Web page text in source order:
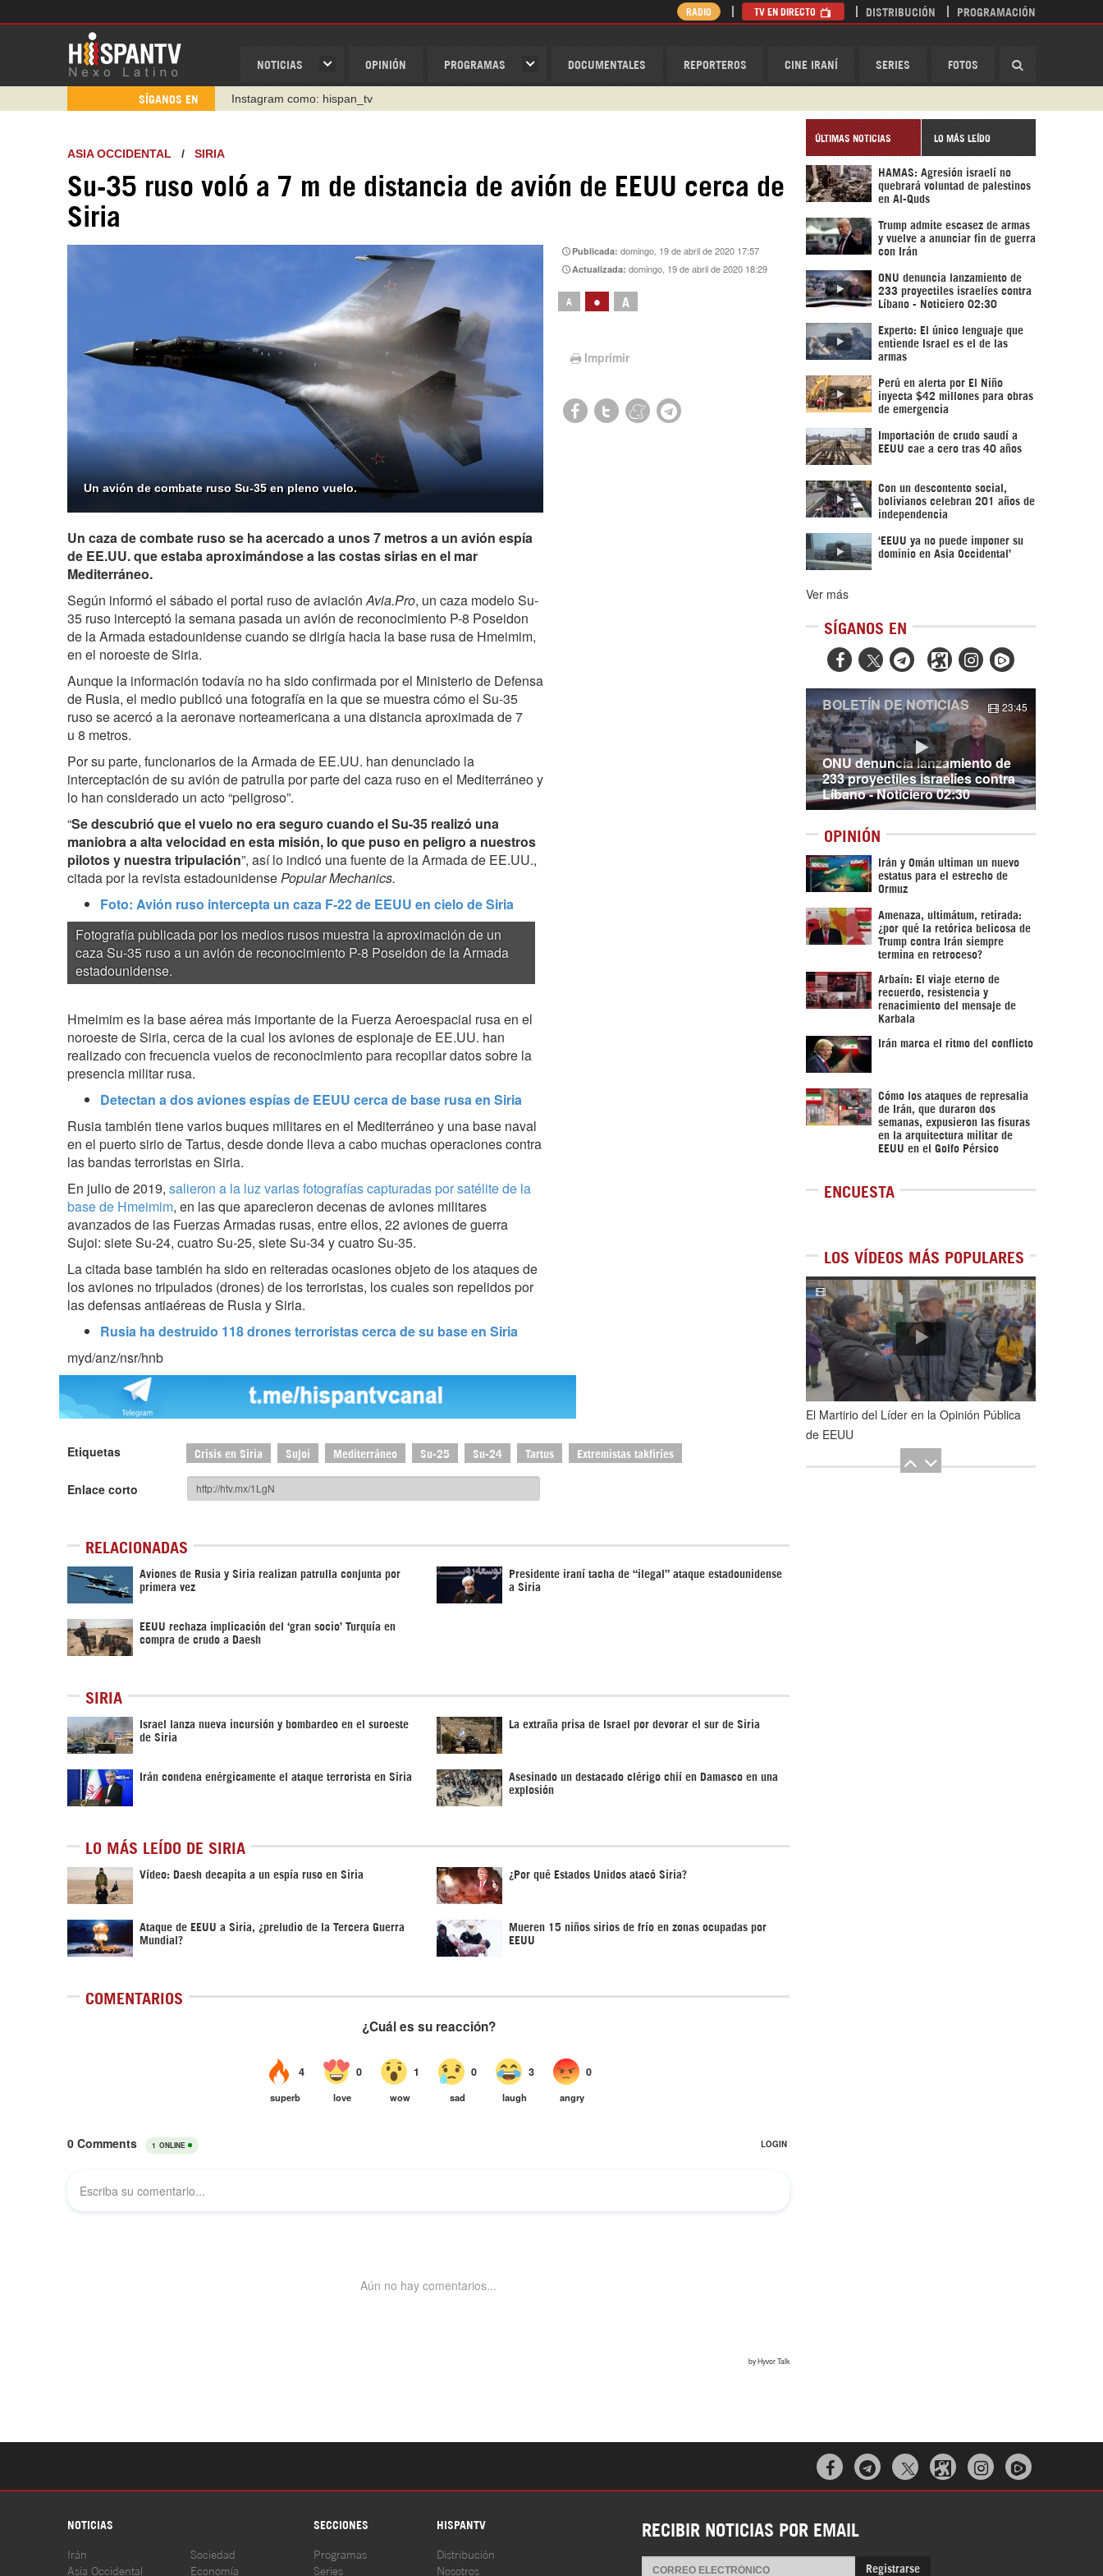
NOTICIAS OPINIÓN PROGRAMAS DOCUMENTALES REPORTEROS CINE IRANÍ SERIES FOTOS
RADIO TV EN DIRECTO DISTRIBUCIÓN PROGRAMACIÓN
SÍGANOS EN
Instagram como: hispan_tv
https://t.me/hispantvcanal
ASIA OCCIDENTAL / SIRIA
Su-35 ruso voló a 7 m de distancia de avión de EEUU cerca de
Siria
Un avión de combate ruso Su-35 en pleno vuelo.
Publicada:domingo, 19 de abril de 2020 17:57
Actualizada:domingo, 19 de abril de 2020 18:29
A • A
Imprimir
Un caza de combate ruso se ha acercado a unos 7 metros a un avión espía
de EE.UU. que estaba aproximándose a las costas sirias en el mar
Mediterráneo.
Según informó el sábadoel portal ruso de aviaciónAvia.Pro, un caza modeloSu-
35 ruso interceptó la semana pasada un avión de reconocimiento P-8 Poseidon
de la Armada estadounidense cuando se dirigía hacia la base rusa de Hmeimim,
en el noroeste de Siria.
Aunque la información todavía no ha sido confirmada por el Ministerio de Defensa
de Rusia, el medio publicó una fotografía en la que se muestra cómo el Su-35
ruso se acercó a la aeronave norteamericana a una distancia aproximada de 7
u 8 metros.
Por su parte, funcionarios de la Armada de EE.UU. han denunciado la
interceptación de su avión de patrulla por parte del caza ruso en el Mediterráneo y
lo han considerado un acto “peligroso”.
“Se descubrió que el vuelo no era seguro cuando el Su-35 realizó una
maniobra a alta velocidad en esta misión, lo que puso en peligro a nuestros
pilotos y nuestra tripulación”, así lo indicó una fuente de la Armada de EE.UU.,
citada por la revista estadounidensePopular Mechanics.
Foto: Avión ruso intercepta un caza F-22 de EEUU en cielo de Siria
Fotografía publicada por los medios rusos muestra la aproximación de un
caza Su-35 ruso a un avión de reconocimiento P-8 Poseidon de la Armada
estadounidense.
Hmeimim es la base aérea más importante de la Fuerza Aeroespacial rusa en el
noroeste de Siria, cerca de la cual los aviones de espionaje de EE.UU. han
realizado con frecuencia vuelos de reconocimiento para recopilar datos sobre la
presencia militar rusa.
Detectan a dos aviones espías de EEUU cerca de base rusa en Siria
Rusia también tiene varios buques militares en el Mediterráneo y una base naval
en el puerto sirio de Tartus, desde donde lleva a cabo muchas operaciones contra
las bandas terroristas en Siria.
En julio de 2019, salieron a la luz varias fotografías capturadas por satélite de la
base de Hmeimim, en las que aparecieron decenas de aviones militares
avanzados de las Fuerzas Armadas rusas, entre ellos, 22 aviones de guerra
Sujoi: siete Su-24, cuatro Su-25, siete Su-34 y cuatro Su-35.
La citada base también ha sido en reiteradas ocasiones objeto de los ataques de
los aviones no tripulados (drones) de los terroristas, los cuales son repelidos por
las defensas antiaéreas de Rusia y Siria.
Rusia ha destruido 118 drones terroristas cerca de su base en Siria
myd/anz/nsr/hnb
Etiquetas Crisis en Siria Sujoi Mediterráneo Su-25 Su-24 Tartus Extremistas takfiríes
Enlace corto
RELACIONADAS
Aviones de Rusia y Siria realizan patrulla conjunta por
primera vez
Presidente iraní tacha de “ilegal” ataque estadounidense
a Siria
EEUU rechaza implicación del ‘gran socio’ Turquía en
compra de crudo a Daesh
SIRIA
Israel lanza nueva incursión y bombardeo en el suroeste
de Siria
La extraña prisa de Israel por devorar el sur de Siria
Irán condena enérgicamente el ataque terrorista en Siria Asesinado un destacado clérigo chií en Damasco en una
explosión
LO MÁS LEÍDO DE SIRIA
Vídeo: Daesh decapita a un espía ruso en Siria ¿Por qué Estados Unidos atacó Siria?
Ataque de EEUU a Siria, ¿preludio de la Tercera Guerra
Mundial?
Mueren 15 niños sirios de frío en zonas ocupadas por
EEUU
COMENTARIOS
ÚLTIMAS NOTICIAS LO MÁS LEÍDO
HAMAS: Agresión israelí no
quebrará voluntad de palestinos
en Al-Quds
Trump admite escasez de armas
y vuelve a anunciar fin de guerra
con Irán
ONU denuncia lanzamiento de
233 proyectiles israelíes contra
Líbano - Noticiero 02:30
Experto: El único lenguaje que
entiende Israel es el de las
armas
Perú en alerta por El Niño
inyecta $42 millones para obras
de emergencia
Importación de crudo saudí a
EEUU cae a cero tras 40 años
Con un descontento social,
bolivianos celebran 201 años de
independencia
‘EEUU ya no puede imponer su
dominio en Asia Occidental’
Ver más
SÍGANOS EN
  
ONU denuncia lanzamiento de
233 proyectiles israelíes contra
Líbano - Noticiero 02:30
BOLETÍN DE NOTICIAS 23:45
OPINIÓN
Irán y Omán ultiman un nuevo
estatus para el estrecho de
Ormuz
Amenaza, ultimátum, retirada:
¿por qué la retórica belicosa de
Trump contra Irán siempre
termina en retroceso?
Arbaín: El viaje eterno de
recuerdo, resistencia y
renacimiento del mensaje de
Karbala
Irán marca el ritmo del conflicto
Cómo los ataques de represalia
de Irán, que duraron dos
semanas, expusieron las fisuras
en la arquitectura militar de
EEUU en el Golfo Pérsico
ENCUESTA
LOS VÍDEOS MÁS POPULARES
1de5
El Martirio del Líder en la Opinión Pública
de EEUU
  
NOTICIAS SECCIONES HISPANTV
Irán
Asia Occidental
Sociedad
Economía
Programas
Series
Distribución
Nosotros
RECIBIR NOTICIAS POR EMAIL
Registrarse